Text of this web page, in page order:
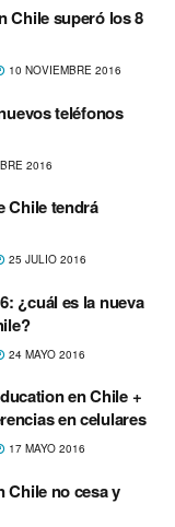
Chile superó los 8
10 NOVIEMBRE 2016
teléfonos
2016
Chile tendrá
25 JULIO 2016
¿cuál es la nueva
24 MAYO 2016
en Chile +
en celulares
17 MAYO 2016
Chile no cesa y